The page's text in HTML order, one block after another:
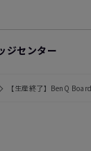
ジセンター
【生産終了】BenQ